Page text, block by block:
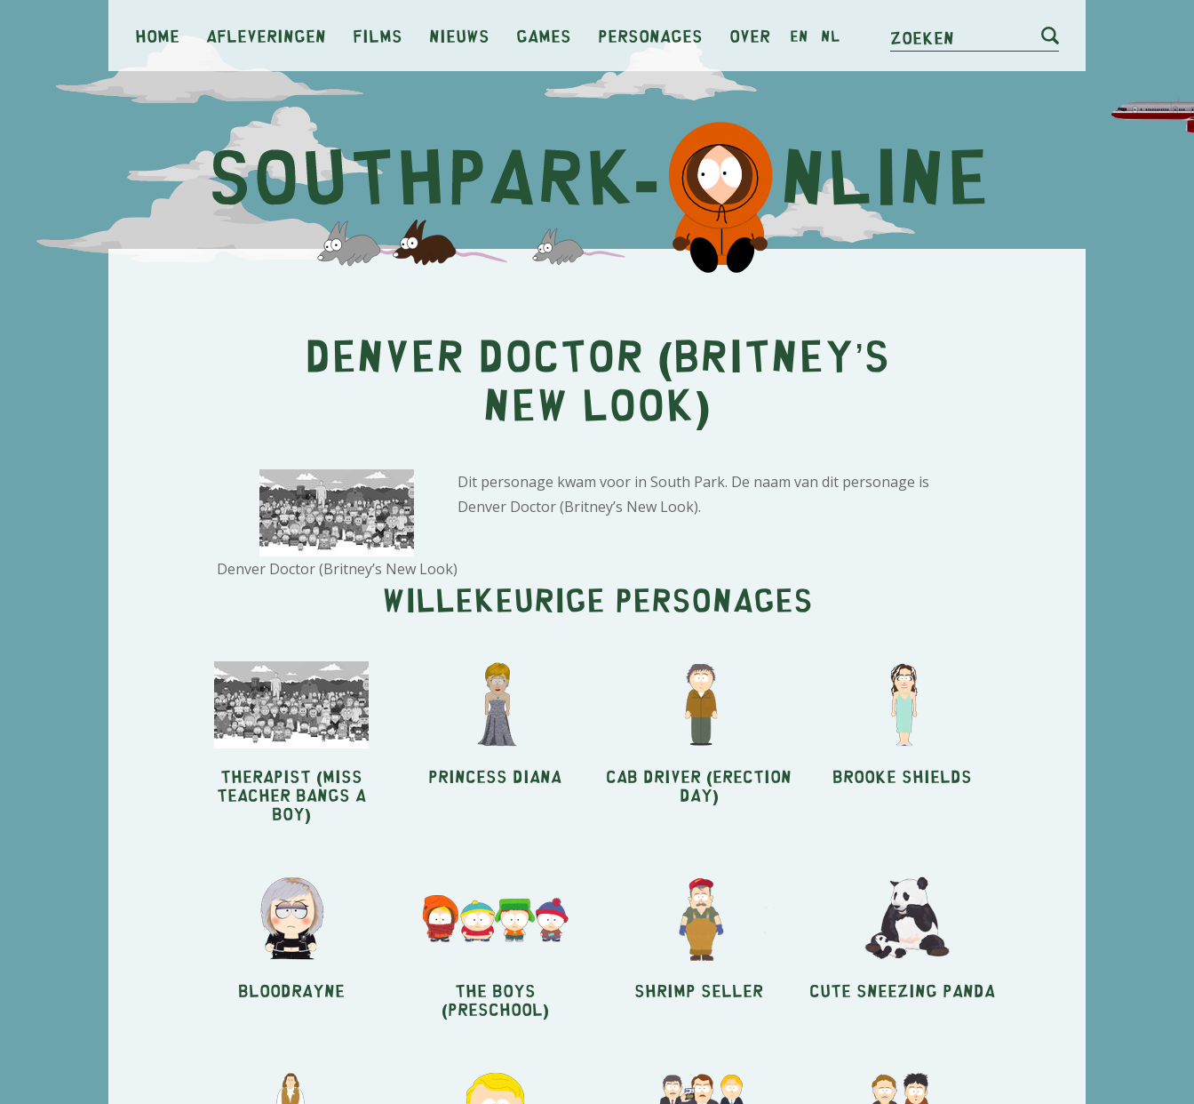
Home Afleveringen Films Nieuws Games Personages Over en nl Zoeken
Denver Doctor (Britney’s
New Look)
Denver Doctor (Britney’s New Look)
Dit personage kwam voor in South Park. De naam van dit personage is
Denver Doctor (Britney’s New Look).
Willekeurige personages
Therapist (Miss
Teacher Bangs a
Boy)
Princess Diana Cab Driver (Erection
Day)
Brooke Shields
Bloodrayne The Boys
(Preschool)
Shrimp Seller Cute Sneezing Panda